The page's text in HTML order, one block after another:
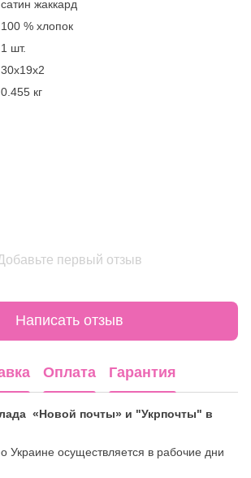
сатин жаккард
100 % хлопок
1 шт.
30х19х2
0.455 кг
первый отзыв
Написать отзыв
Оплата Гарантия
«Новой почты» и "Укрпочты" в
Украине осуществляется в рабочие дни